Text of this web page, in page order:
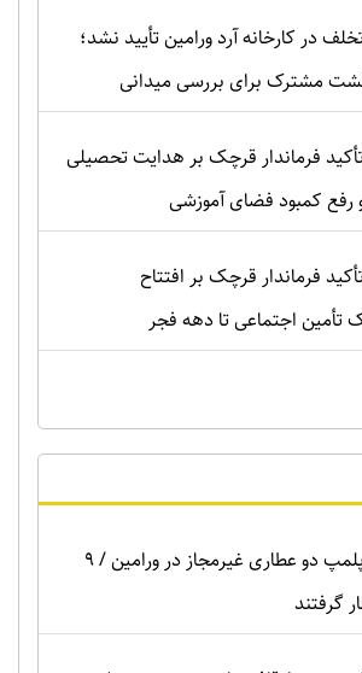
در کارخانه آرد ورامین تأیید نشد؛
مشترک برای بررسی میدانی
فرماندار قرچک بر هدایت تحصیلی
رفع کمبود فضای آموزشی
فرماندار قرچک بر افتتاح
تأمین اجتماعی تا دهه فجر
پلمپ دو عطاری غیرمجاز در ورامین / ۹
گرفتند